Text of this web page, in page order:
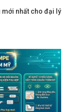
mới nhất cho đại lý